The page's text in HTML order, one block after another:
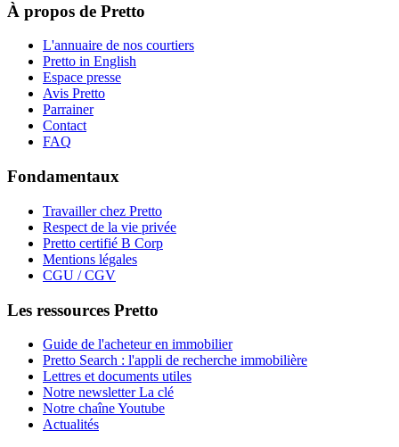
À propos de Pretto
L'annuaire de nos courtiers
Pretto in English
Espace presse
Avis Pretto
Parrainer
Contact
FAQ
Fondamentaux
Travailler chez Pretto
Respect de la vie privée
Pretto certifié B Corp
Mentions légales
CGU / CGV
Les ressources Pretto
Guide de l'acheteur en immobilier
Pretto Search : l'appli de recherche immobilière
Lettres et documents utiles
Notre newsletter La clé
Notre chaîne Youtube
Actualités